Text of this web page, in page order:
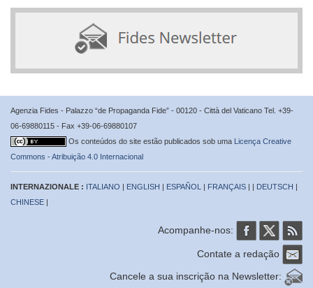
Agenzia Fides - Palazzo “de Propaganda Fide” - 00120 - Città del Vaticano Tel. +39-
06-69880115 - Fax +39-06-69880107
Os conteúdos do site estão publicados sob uma Licença Creative
Commons - Atribuição 4.0 Internacional
INTERNAZIONALE : ITALIANO | ENGLISH | ESPAÑOL | FRANÇAIS | | DEUTSCH |
CHINESE |
Acompanhe-nos:
Contate a redação
Cancele a sua inscrição na Newsletter: